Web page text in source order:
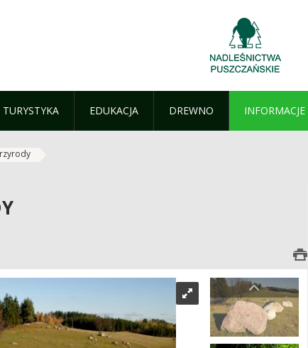
TURYSTYKA EDUKACJA DREWNO INFORMACJE